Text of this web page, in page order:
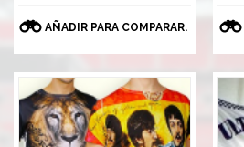
AÑADIR PARA COMPARAR.